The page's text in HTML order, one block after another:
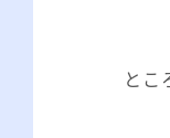
とこ